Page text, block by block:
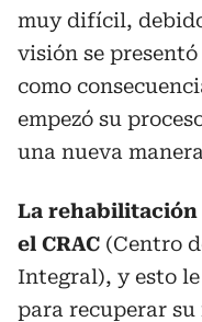
muy difícil,
visión se
como
empezó su
una nueva
La rehabilitación
el CRAC (Centro
Integral), y esto
para recuperar